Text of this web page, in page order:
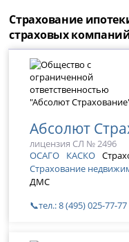
Страхование
страховых
Абсолют
лицензия СЛ № 2496
ОСАГО
КАСКО
Страхование
ДМС
📞тел.: 8 (495) 025-77-77